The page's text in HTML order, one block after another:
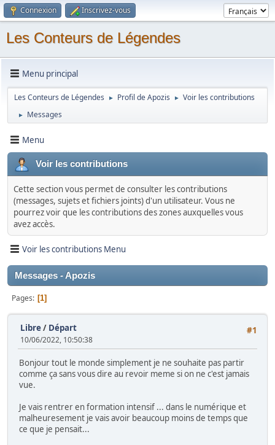
Connexion Inscrivez-vous
Les Conteurs de Légendes
Menu principal
Les Conteurs de Légendes ► Profil de Apozis ► Voir les contributions
► Messages
Menu
Voir les contributions
Cette section vous permet de consulter les contributions
(messages, sujets et fichiers joints) d'un utilisateur. Vous ne
pourrez voir que les contributions des zones auxquelles vous
avez accès.
Voir les contributions Menu
Messages - Apozis
Pages 1
#1
Libre/ Départ
10/06/2022, 10:50:38
Bonjour tout le monde simplement je ne souhaite pas partir
comme ça sans vous dire au revoir meme si on ne c'est jamais
vue.
Je vais rentrer en formation intensif ... dans le numérique et
malheuresement je vais avoir beaucoup moins de temps que
ce que je pensait...